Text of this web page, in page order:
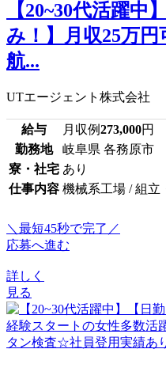
【20~30代活躍中
み！】月収25万
航...
UTエージェント株式会社
給与 月収例273,000円
勤務地
岐阜県 各務原市
寮・社宅 あり
仕事内容 機械系工場 / 組立
＼最短45秒で完了／
応募へ進む
詳しく
見る